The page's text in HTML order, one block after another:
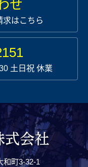
せ
求はこちら
土日祝 休業
和町3-32-1